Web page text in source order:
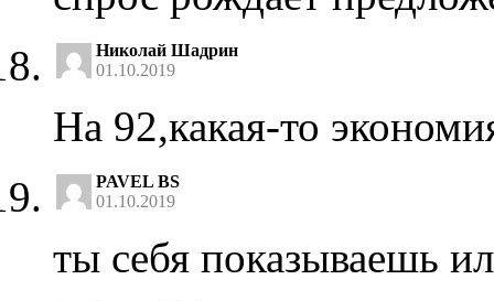
Николай Шадрин
01.10.2019
На 92,какая-то
PAVEL BS
01.10.2019
ты себя показываешь